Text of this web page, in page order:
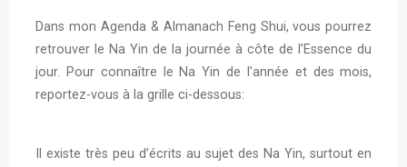
Dans mon Agenda & Almanach Feng Shui, vous pourrez
retrouver le Na Yin de la journée à côte de l’Essence du
jour. Pour connaître le Na Yin de l’année et des mois,
reportez-vous à la grille ci-dessous:
Il existe très peu d’écrits au sujet des Na Yin, surtout en